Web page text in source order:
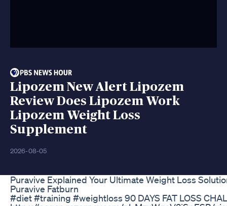
Lipozem New Alert Lipozem
Review Does Lipozem Work
Lipozem Weight Loss
Supplement
2026-08-05
Puravive Explained Your Ultimate Weight Loss
Puravive Fatburn
#diet #training #weightloss 90 DAYS FAT LOSS